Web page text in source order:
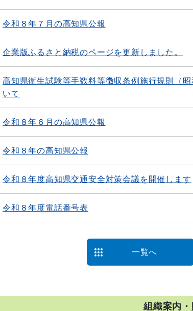
令和８年７月の高知県公報
企業版ふるさと納税のページを更新しました。
高知県衛生試験等手数料等徴収条例施行規則（
いて
令和８年６月の高知県公報
令和８年の高知県公報
令和８年度高知県交通安全対策会議を開催します
令和８年度電話番号表
一覧へ
組織案内